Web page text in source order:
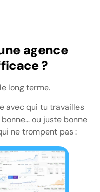
agence
?
long terme.
avec qui tu travailles
ou juste bonne
ne trompent pas :